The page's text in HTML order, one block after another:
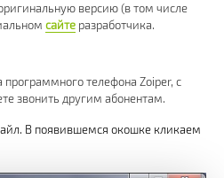
версию (в том числе
сайте разработчика.
телефона Zoiper, с
звонить другим абонентам.
В появившемся окошке кликаем